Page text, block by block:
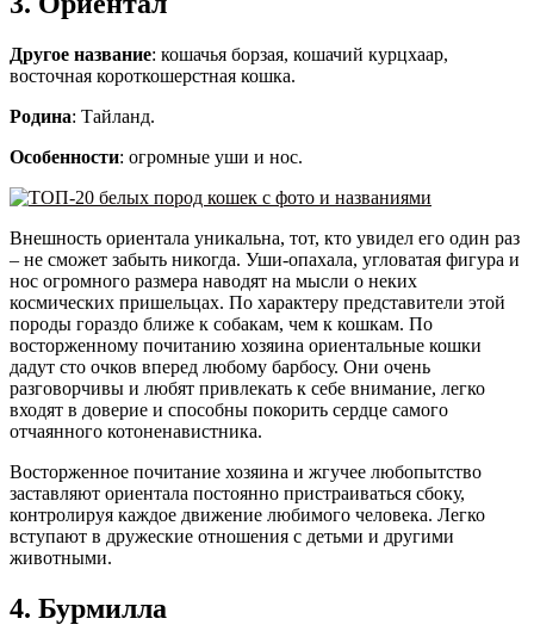
Другое название: кошачья борзая, кошачий курцхаар,
восточная короткошерстная кошка.
Родина: Тайланд.
Особенности: огромные уши и нос.
Внешность ориентала уникальна, тот, кто увидел его один раз
– не сможет забыть никогда. Уши-опахала, угловатая фигура и
нос огромного размера наводят на мысли о неких
космических пришельцах. По характеру представители этой
породы гораздо ближе к собакам, чем к кошкам. По
восторженному почитанию хозяина ориентальные кошки
дадут сто очков вперед любому барбосу. Они очень
разговорчивы и любят привлекать к себе внимание, легко
входят в доверие и способны покорить сердце самого
отчаянного котоненавистника.
Восторженное почитание хозяина и жгучее любопытство
заставляют ориентала постоянно пристраиваться сбоку,
контролируя каждое движение любимого человека. Легко
вступают в дружеские отношения с детьми и другими
животными.
4. Бурмилла